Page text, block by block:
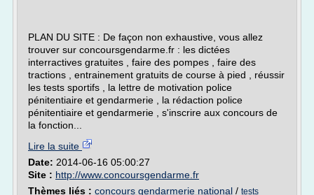
PLAN DU SITE : De façon non exhaustive, vous allez
trouver sur concoursgendarme.fr : les dictées
interractives gratuites , faire des pompes , faire des
tractions , entrainement gratuits de course à pied , réussir
les tests sportifs , la lettre de motivation police
pénitentiaire et gendarmerie , la rédaction police
pénitentiaire et gendarmerie , s'inscrire aux concours de
la fonction...
Lire la suite
Date: 2014-06-16 05:00:27
Site : http://www.concoursgendarme.fr
Thèmes liés : concours gendarmerie national / tests